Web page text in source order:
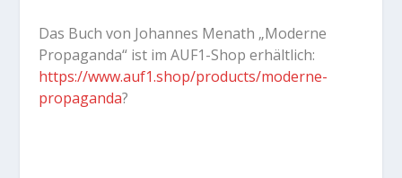
Das Buch von Johannes Menath „Moderne
Propaganda“ ist im AUF1-Shop erhältlich:
https://www.auf1.shop/products/moderne-
propaganda?